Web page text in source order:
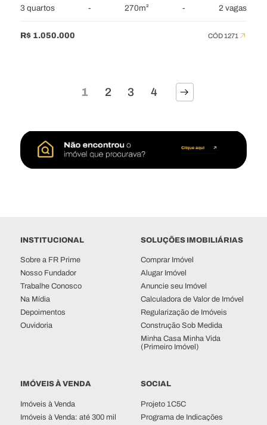
3 quartos - 270m² - 2 vagas
R$ 1.050.000 CÓD 1271
1 2 3 4
INSTITUCIONAL
Sobre a FR Prime
Nosso Fundador
Trabalhe Conosco
Na Mídia
Depoimentos
Ouvidoria
SOLUÇÕES IMOBILIÁRIAS
Comprar Imóvel
Alugar Imóvel
Anuncie seu Imóvel
Calculadora de Valor de Imóvel
Regularização de Imóveis
Construção Sob Medida
Minha Casa Minha Vida
(Primeiro Imóvel)
IMÓVEIS À VENDA
Imóveis à Venda
Imóveis à Venda: até 300 mil
SOCIAL
Projeto 1C5C
Programa de Indicações